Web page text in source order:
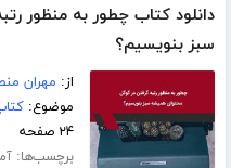
دانلود کتاب چطور به منظور
سبز بنویسیم؟
از: مهران
موضوع:
۲۴ صفحه
برچسب‌ها: